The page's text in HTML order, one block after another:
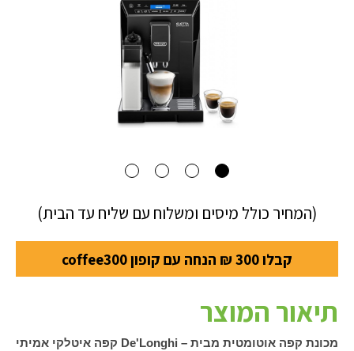
(המחיר כולל מיסים ומשלוח עם שליח עד הבית)
קבלו 300 ₪ הנחה עם קופון coffee300
תיאור המוצר
מכונת קפה אוטומטית מבית De'Longhi – קפה איטלקי אמיתי